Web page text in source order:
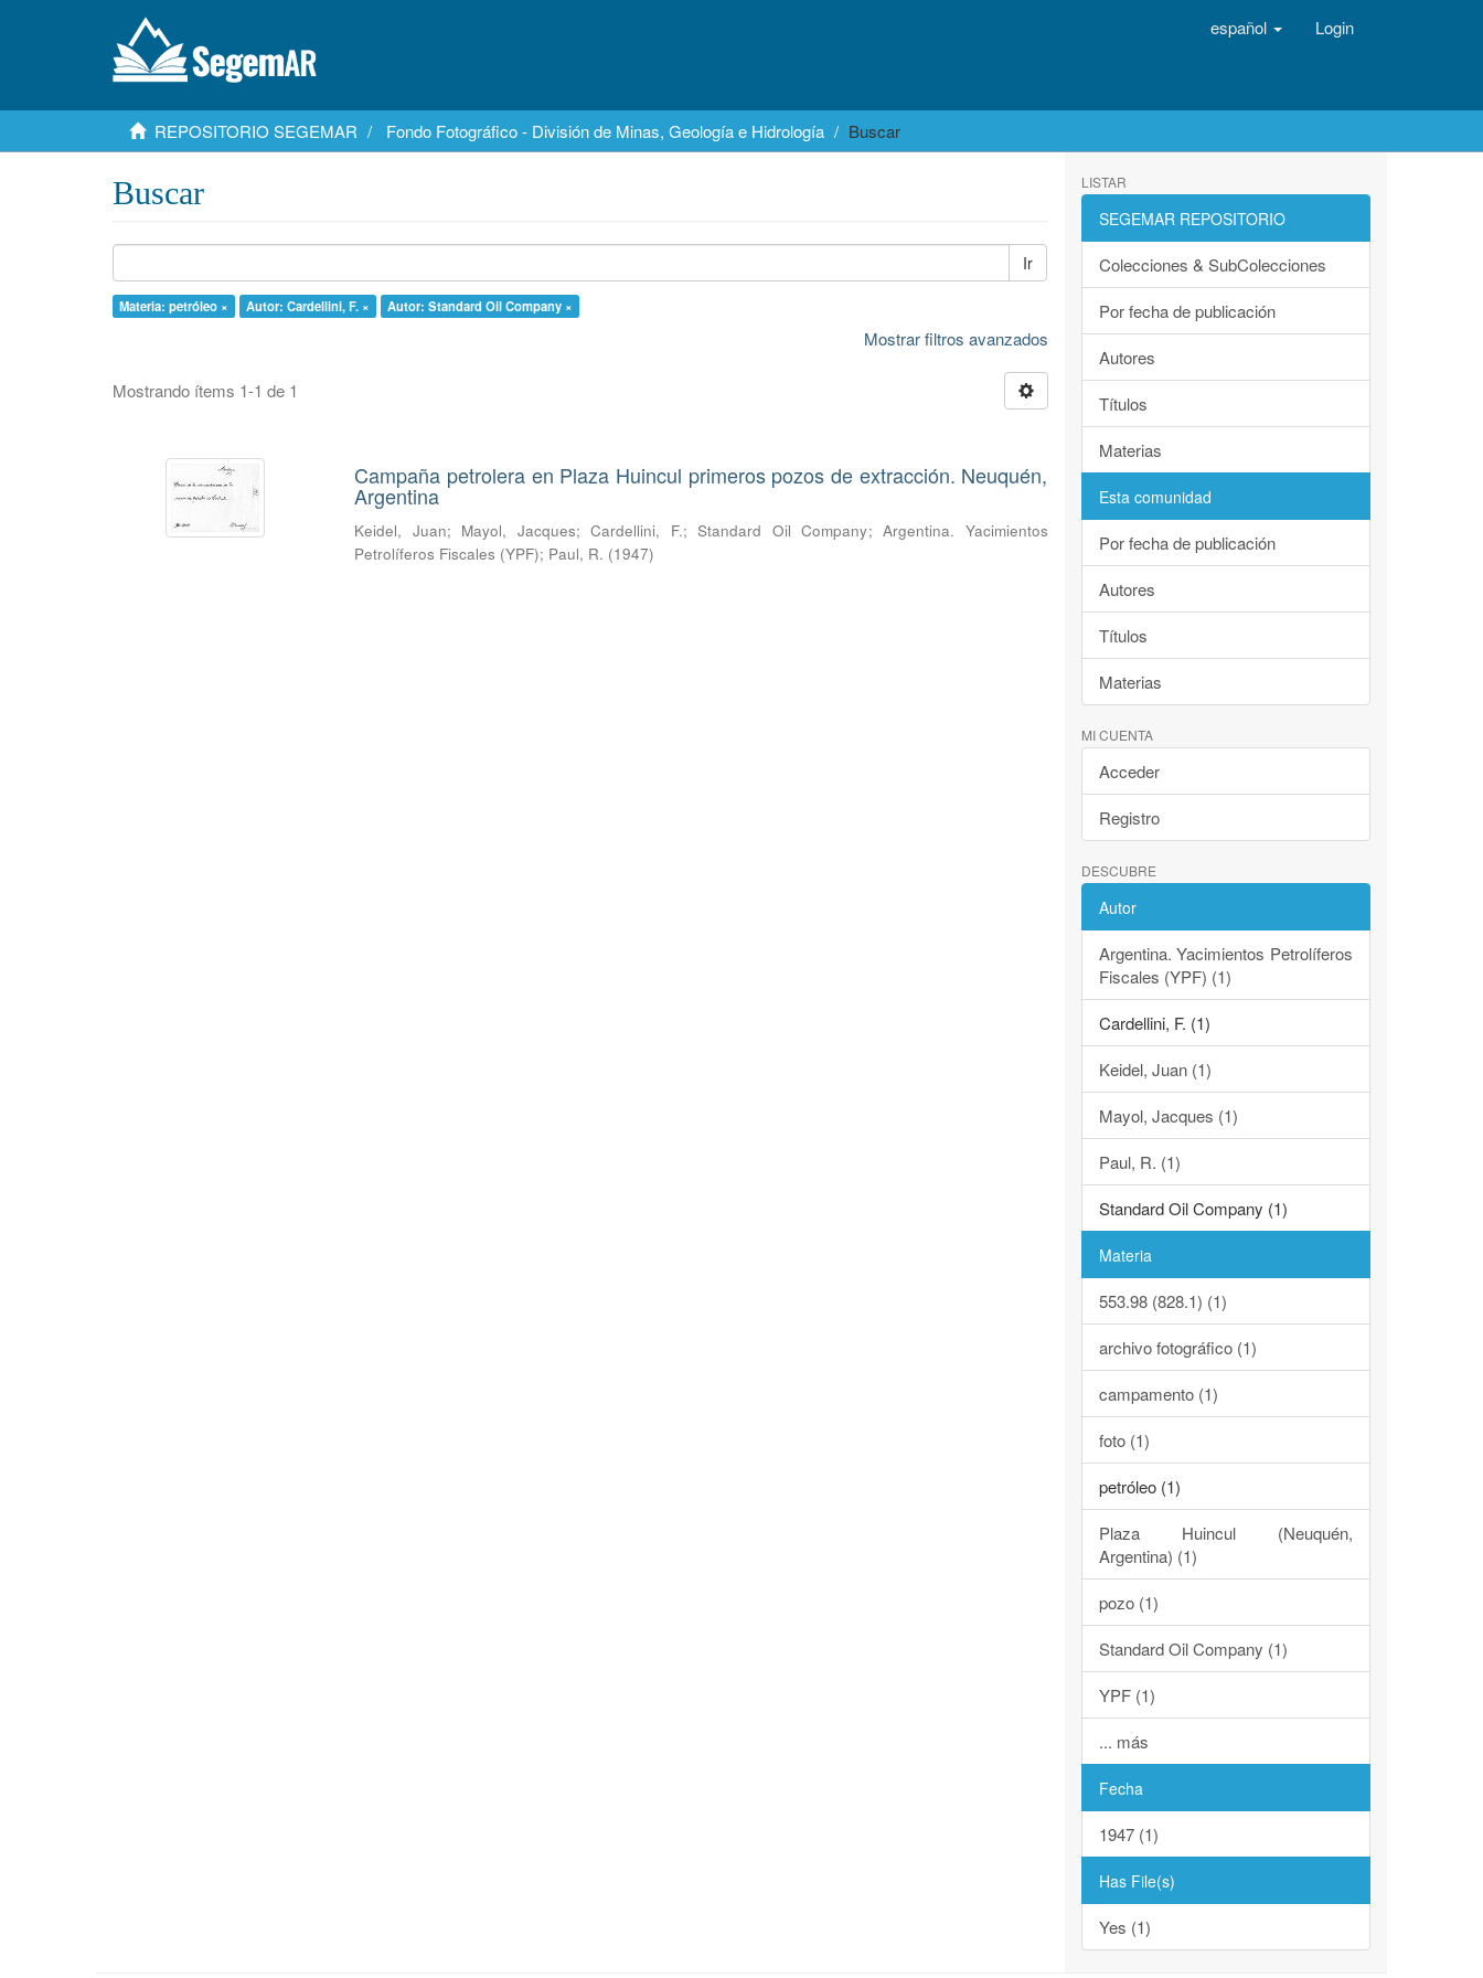
español Login
REPOSITORIO SEGEMAR Fondo Fotográfico - División de Minas, Geología e Hidrología Buscar
Buscar
Ir
Materia: petróleo × Autor: Cardellini, F. × Autor: Standard Oil Company ×
Mostrar filtros avanzados
Mostrando ítems 1-1 de 1
Campaña petrolera en Plaza Huincul primeros pozos de extracción. Neuquén,
Argentina
Keidel, Juan; Mayol, Jacques;Cardellini, F.;Standard Oil Company;Argentina. Yacimientos
Petrolíferos Fiscales (YPF); Paul, R. (1947)
LISTAR
SEGEMAR REPOSITORIO
Colecciones & SubColecciones
Por fecha de publicación
Autores
Títulos
Materias
Esta comunidad
Por fecha de publicación
Autores
Títulos
Materias
MI CUENTA
Acceder
Registro
DESCUBRE
Autor
Argentina. Yacimientos Petrolíferos
Fiscales (YPF) (1)
Cardellini, F. (1)
Keidel, Juan (1)
Mayol, Jacques (1)
Paul, R. (1)
Standard Oil Company (1)
Materia
553.98 (828.1) (1)
archivo fotográfico (1)
campamento (1)
foto (1)
petróleo (1)
Plaza Huincul (Neuquén,
Argentina) (1)
pozo (1)
Standard Oil Company (1)
YPF (1)
... más
Fecha
1947 (1)
Has File(s)
Yes (1)